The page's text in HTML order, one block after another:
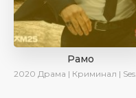
Рамо
2020 Драма | Криминал | SesDizi | Ирина Котова